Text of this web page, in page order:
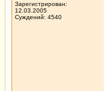
Зарегистрирован:
12.03.2005
Суждений: 4540